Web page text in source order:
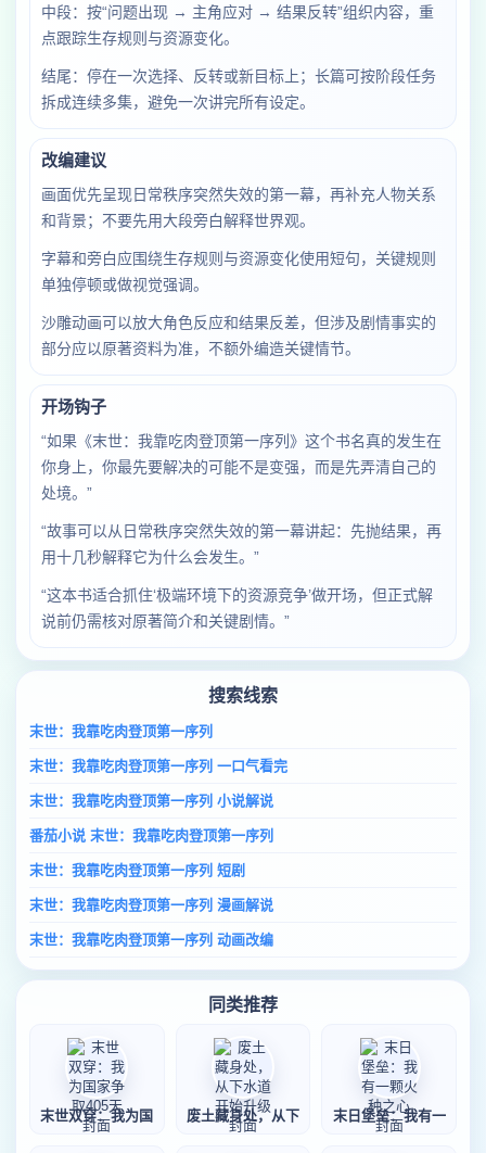
中段：按“问题出现 → 主角应对 → 结果反转”组织内容，重
点跟踪生存规则与资源变化。
结尾：停在一次选择、反转或新目标上；长篇可按阶段任务
拆成连续多集，避免一次讲完所有设定。
改编建议
画面优先呈现日常秩序突然失效的第一幕，再补充人物关系
和背景；不要先用大段旁白解释世界观。
字幕和旁白应围绕生存规则与资源变化使用短句，关键规则
单独停顿或做视觉强调。
沙雕动画可以放大角色反应和结果反差，但涉及剧情事实的
部分应以原著资料为准，不额外编造关键情节。
开场钩子
“如果《末世：我靠吃肉登顶第一序列》这个书名真的发生在
你身上，你最先要解决的可能不是变强，而是先弄清自己的
处境。”
“故事可以从日常秩序突然失效的第一幕讲起：先抛结果，再
用十几秒解释它为什么会发生。”
“这本书适合抓住‘极端环境下的资源竞争’做开场，但正式解
说前仍需核对原著简介和关键剧情。”
搜索线索
末世：我靠吃肉登顶第一序列
末世：我靠吃肉登顶第一序列 一口气看完
末世：我靠吃肉登顶第一序列 小说解说
番茄小说 末世：我靠吃肉登顶第一序列
末世：我靠吃肉登顶第一序列 短剧
末世：我靠吃肉登顶第一序列 漫画解说
末世：我靠吃肉登顶第一序列 动画改编
同类推荐
末世双穿：我为国 废土藏身处，从下 末日堡垒：我有一